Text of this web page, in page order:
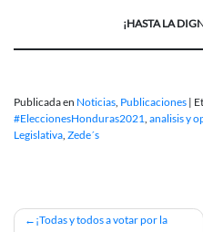
¡HASTA LA
Publicada en Noticias, Publicaciones |
#EleccionesHonduras2021, analisis y
Legislativa, Zede´s
Navegación
¡Todas y todos a votar por la